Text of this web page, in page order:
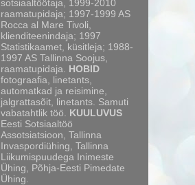
sotsiaaltöötaja, 1999-2010
raamatupidaja; 1997-1999 AS
Rocca al Mare Tivoli,
klienditeenindaja; 1997
Statistikaamet, küsitleja; 1988-
1997 AS Tallinna Soojus,
raamatupidaja. HOBID
fotograafia, linetants,
automatkad ja reisimine,
jalgrattasõit, linetants. Samuti
vabatahtlik töö. KUULUVUS
Eesti Sotsiaaltöö
Assotsiatsioon, Tallinna
Invaspordiühing, Tallinna
Liikumispuudega Inimeste
Ühing, Põhja-Eesti Pimedate
Ühing.